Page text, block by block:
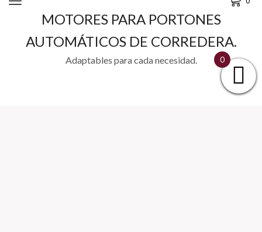
MOTORES PARA PORTONES
AUTOMÁTICOS DE CORREDERA.
Adaptables para cada necesidad. 0